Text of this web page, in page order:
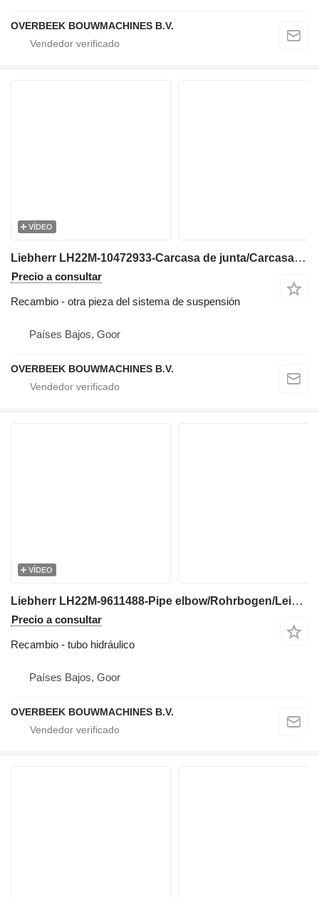
OVERBEEK BOUWMACHINES B.V.
VÍDEO
Liebherr LH22M-10472933-Carcasa de junta/Carcasa de junta para excavadora
Precio a consultar
Recambio - otra pieza del sistema de suspensión
Países Bajos, Goor
OVERBEEK BOUWMACHINES B.V.
VÍDEO
Liebherr LH22M-9611488-Pipe elbow/Rohrbogen/Leiding tubo hidráulico para excavadora
Precio a consultar
Recambio - tubo hidráulico
Países Bajos, Goor
OVERBEEK BOUWMACHINES B.V.